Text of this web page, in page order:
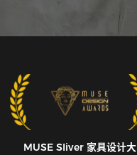
MUSE SIiver 家具设计大